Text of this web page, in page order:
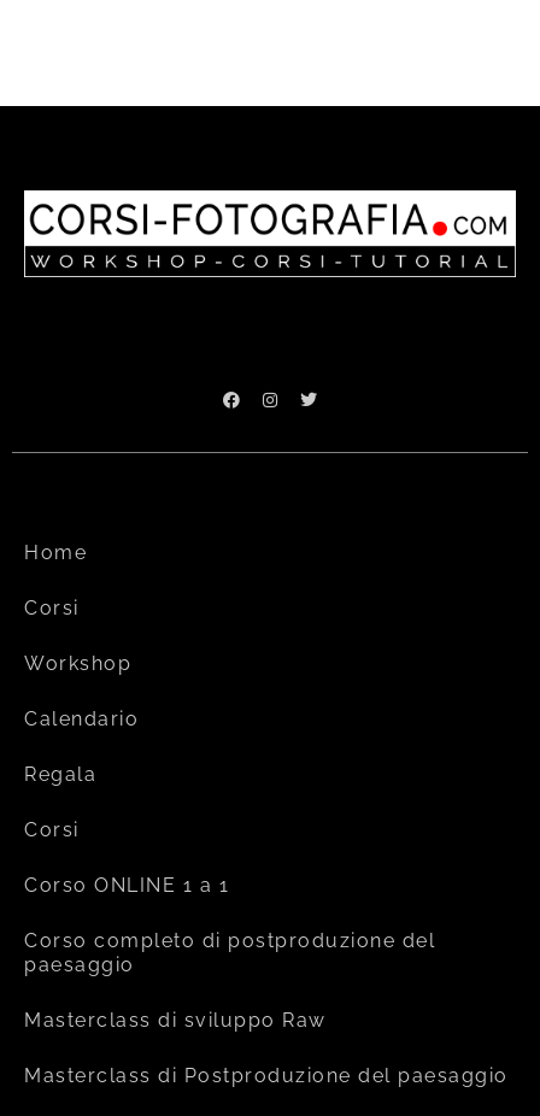
Home
Corsi
Workshop
Calendario
Regala
Corsi
Corso ONLINE 1 a 1
Corso completo di postproduzione del
paesaggio
Masterclass di sviluppo Raw
Masterclass di Postproduzione del paesaggio